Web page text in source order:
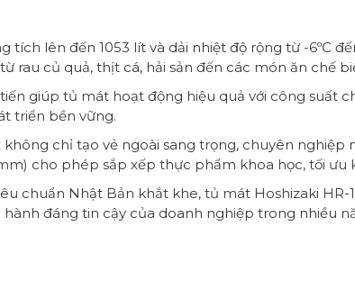
tích lên đến 1053 lít và dải nhiệt độ rộng từ -6ºC
rau củ quả, thịt cá, hải sản đến các món ăn chế
giúp tủ mát hoạt động hiệu quả với công suất
triển bền vững.
chỉ tạo vẻ ngoài sang trọng, chuyên
cho phép sắp xếp thực phẩm khoa học, tối ưu
chuẩn Nhật Bản khắt khe, tủ mát Hoshizaki
đáng tin cậy của doanh nghiệp trong nhiều